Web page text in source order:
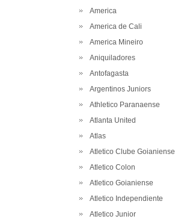
America
America de Cali
America Mineiro
Aniquiladores
Antofagasta
Argentinos Juniors
Athletico Paranaense
Atlanta United
Atlas
Atletico Clube Goianiense
Atletico Colon
Atletico Goianiense
Atletico Independiente
Atletico Junior